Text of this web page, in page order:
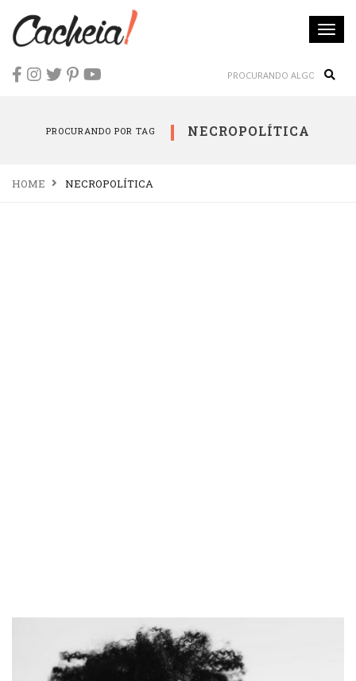
PROCURANDO POR TAG NECROPOLÍTICA
HOME NECROPOLÍTICA